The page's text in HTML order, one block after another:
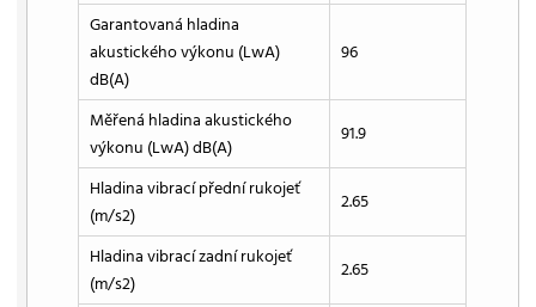
Garantovaná hladina
akustického výkonu (LwA)
dB(A)
96
Měřená hladina akustického
výkonu (LwA) dB(A)
91.9
Hladina vibrací přední rukojeť
(m/s2)
2.65
Hladina vibrací zadní rukojeť
(m/s2)
2.65